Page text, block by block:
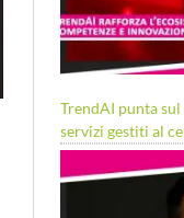
TrendAI punta sul
servizi gestiti al